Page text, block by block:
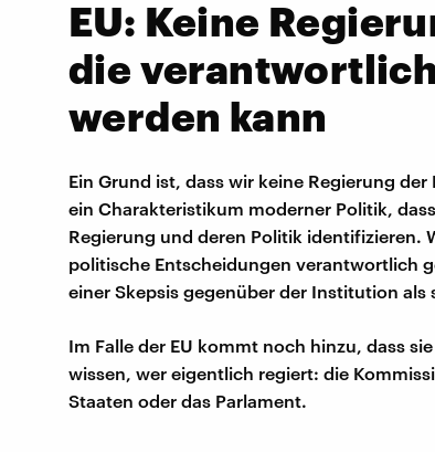
EU: Keine
die
werden kann
Ein Grund ist, dass wir keine Regierung
ein Charakteristikum moderner Politik,
Regierung und deren Politik identifizieren.
politische Entscheidungen verantwortlich
einer Skepsis gegenüber der Institution
Im Falle der EU kommt noch hinzu, dass
wissen, wer eigentlich regiert: die
Staaten oder das Parlament.